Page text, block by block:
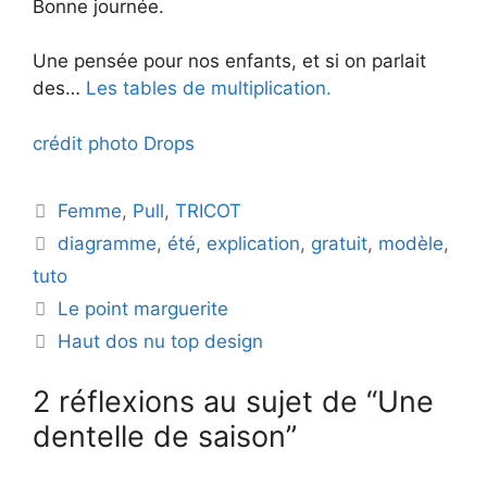
Bonne journée.
Une pensée pour nos enfants, et si on parlait
des… Les tables de multiplication.
crédit photo Drops
Catégories
Femme, Pull,TRICOT
Étiquettes
diagramme, été, explication, gratuit, modèle,
tuto
Le point marguerite
Haut dos nu top design
2 réflexions au sujet de “Une
dentelle de saison”